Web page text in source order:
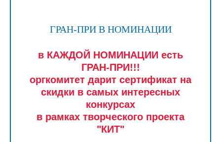
ГРАН-ПРИ В НОМИНАЦИИ
в КАЖДОЙ НОМИНАЦИИ есть
ГРАН-ПРИ!!!
оргкомитет дарит сертификат на
скидки в самых интересных
конкурсах
в рамках творческого проекта
"КИТ"